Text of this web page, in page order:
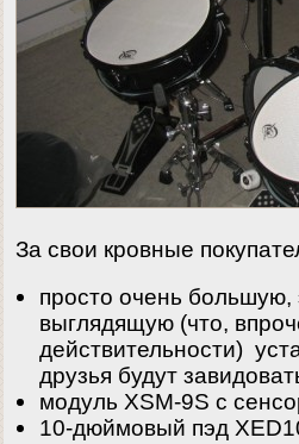
За свои кровные
просто очень
выглядящую (что,
действительности)
друзья будут
модуль XSM-9S с
10-дюймовый пэд